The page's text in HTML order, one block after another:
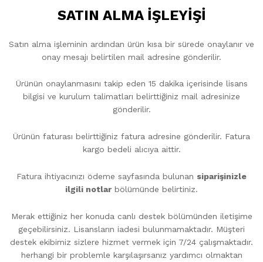
SATIN ALMA İŞLEYİŞİ
Satın alma işleminin ardından ürün kısa bir sürede onaylanır ve
onay mesajı belirtilen mail adresine gönderilir.
Ürünün onaylanmasını takip eden 15 dakika içerisinde lisans
bilgisi ve kurulum talimatları belirttiğiniz mail adresinize
gönderilir.
Ürünün faturası belirttiğiniz fatura adresine gönderilir. Fatura
kargo bedeli alıcıya aittir.
Fatura ihtiyacınızı ödeme sayfasında bulunan siparişinizle
ilgili notlar bölümünde belirtiniz.
Merak ettiğiniz her konuda canlı destek bölümünden iletişime
geçebilirsiniz. Lisansların iadesi bulunmamaktadır. Müşteri
destek ekibimiz sizlere hizmet vermek için 7/24 çalışmaktadır.
herhangi bir problemle karşılaşırsanız yardımcı olmaktan